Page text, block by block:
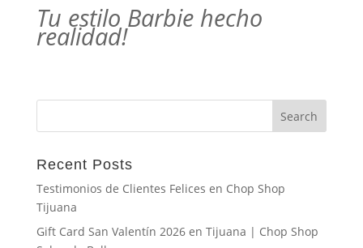
Tu estilo Barbie hecho
realidad!
Recent Posts
Testimonios de Clientes Felices en Chop Shop
Tijuana
Gift Card San Valentín 2026 en Tijuana | Chop Shop